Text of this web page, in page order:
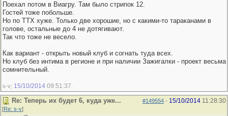
Поехал потом в Виагру. Там было стрипок 12.
Гостей тоже побольше.
Но по ТТХ хуже. Только две хорошие, но с какими-то тараканами в
голове, остальные до 4 не дотягивают.
Так что тоже не весело.
Как вариант - открыть новый клуб и согнать туда всех.
Но клуб без интима в регионе и при наличии Зажигалки - проект весьма
сомнительный.
s-v; 15/10/2014 09:51:37
#149554 - 15/10/2014 11:28:30
Re: Теперь их будет 6, куда уже...
[Re: s-v]